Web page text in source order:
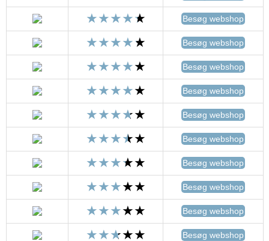
Besøg webshop
Besøg webshop
Besøg webshop
Besøg webshop
Besøg webshop
Besøg webshop
Besøg webshop
Besøg webshop
Besøg webshop
Besøg webshop